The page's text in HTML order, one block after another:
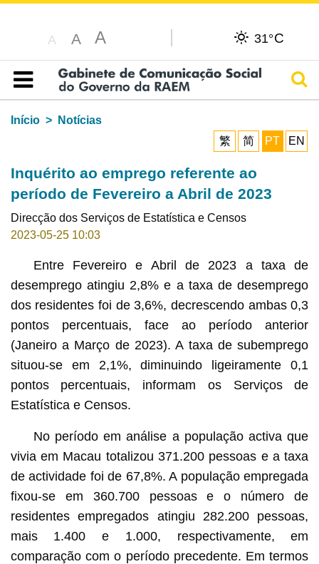
A A A 31°C
Índice
Início
Notícias
繁
简 PT EN
Inquérito ao emprego referente ao
período de Fevereiro a Abril de 2023
Direcção dos Serviços de Estatística e Censos
2023-05-25 10:03
Entre Fevereiro e Abril de 2023 a taxa de
desemprego atingiu 2,8% e a taxa de desemprego
dos residentes foi de 3,6%, decrescendo ambas 0,3
pontos percentuais, face ao período anterior
(Janeiro a Março de 2023). A taxa de subemprego
situou-se em 2,1%, diminuindo ligeiramente 0,1
pontos percentuais, informam os Serviços de
Estatística e Censos.
No período em análise a população activa que
vivia em Macau totalizou 371.200 pessoas e a taxa
de actividade foi de 67,8%. A população empregada
fixou-se em 360.700 pessoas e o número de
residentes empregados atingiu 282.200 pessoas,
mais 1.400 e 1.000, respectivamente, em
comparação com o período precedente. Em termos